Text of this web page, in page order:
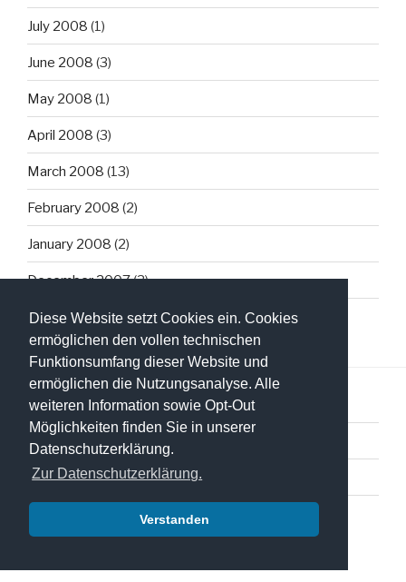
Diese Website setzt Cookies ein. Cookies
ermöglichen den vollen technischen
Funktionsumfang dieser Website und
ermöglichen die Nutzungsanalyse. Alle
weiteren Information sowie Opt-Out
Möglichkeiten finden Sie in unserer
Datenschutzerklärung.
Zur Datenschutzerklärung.
Verstanden
July 2008 (1)
June 2008 (3)
May 2008 (1)
April 2008 (3)
March 2008 (13)
February 2008 (2)
January 2008 (2)
December 2007(3)
Datenschutzerklärung
Impressum